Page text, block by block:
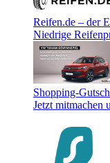
Reifen.de – der
Niedrige
Shopping-
Jetzt mitmachen